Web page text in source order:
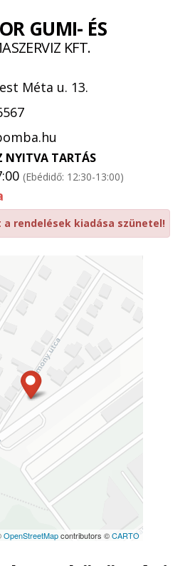
OpenStreetMapcontributors ©CARTO
GUMI- ÉS
KFT.
Méta u. 13.
NYITVA TARTÁS
(Ebédidő: 12:30-13:00)
a rendelések kiadása szünetel!